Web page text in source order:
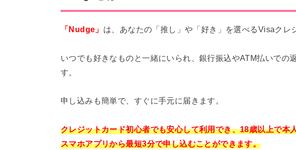
「Nudge」 は、あなたの「推し」や「好き」を選べるVisaクレ
いつでも好きなものと一緒にいられ、銀行振込やATM払いでの
す。
申し込みも簡単で、すぐに手元に届きます。
クレジットカード初心者でも安心して利用でき、18歳以上で本
スマホアプリから最短3分で申し込むことができます。